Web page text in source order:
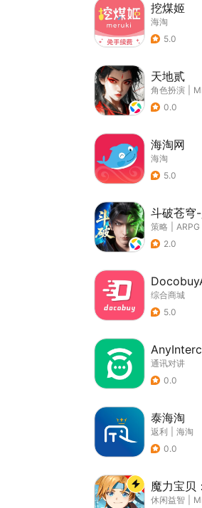
挖煤姬
海淘
5.0
天地贰
角色扮演
0.0
海淘网
海淘
5.0
斗破苍穹
策略 ARPG
2.0
综合商城
5.0
通讯对讲
0.0
泰海淘
返利
海淘
0.0
魔力宝贝
休闲益智